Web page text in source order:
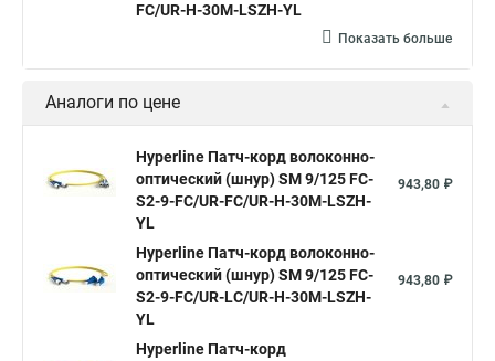
FC/UR-H-30M-LSZH-YL
Показать больше
Аналоги по цене
Hyperline Патч-корд волоконно-
оптический (шнур) SM 9/125 FC-
S2-9-FC/UR-FC/UR-H-30M-LSZH-
YL
943,80 ₽
Hyperline Патч-корд волоконно-
оптический (шнур) SM 9/125 FC-
S2-9-FC/UR-LC/UR-H-30M-LSZH-
YL
943,80 ₽
Hyperline Патч-корд